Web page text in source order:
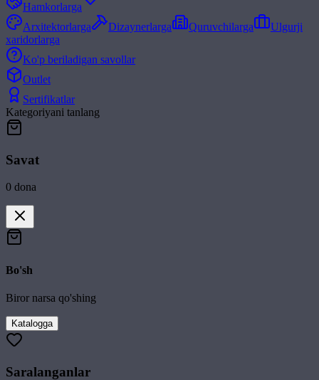
Hamkorlarga
Arxitektorlarga
Dizaynerlarga Quruvchilarga
Ulgurji
xaridorlarga
Ko'p beriladigan savollar
Outlet
Sertifikatlar
Kategoriyani tanlang
Savat
0 dona
Bo'sh
Biror narsa qo'shing
Katalogga
Saralanganlar